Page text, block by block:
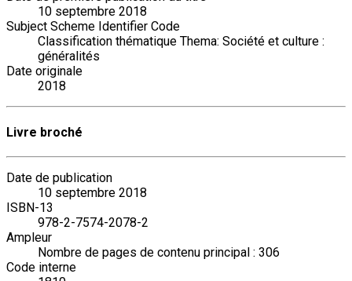
10 septembre 2018
Subject Scheme Identifier Code
Classification thématique Thema: Société et culture :
généralités
Date originale
2018
Livre broché
Date de publication
10 septembre 2018
ISBN-13
978-2-7574-2078-2
Ampleur
Nombre de pages de contenu principal : 306
Code interne